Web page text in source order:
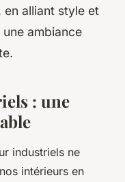
alliant style et
ambiance
: une
industriels ne
intérieurs en